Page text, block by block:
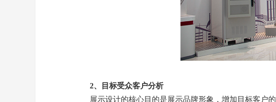
2、目标受众客户分析
展示设计的核心目的是展示品牌形象，增加目标客户的